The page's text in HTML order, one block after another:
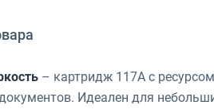
– картридж 117A с
Идеален для